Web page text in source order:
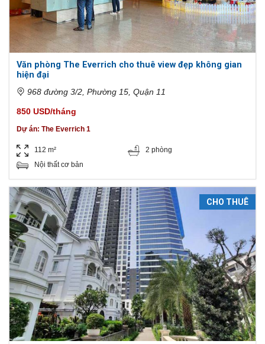
Văn phòng The Everrich cho thuê view đẹp không gian
hiện đại
968 đường 3/2, Phường 15, Quận 11
850 USD/tháng
Dự án: The Everrich 1
112 m²
2 phòng
Nội thất cơ bản
CHO THUÊ